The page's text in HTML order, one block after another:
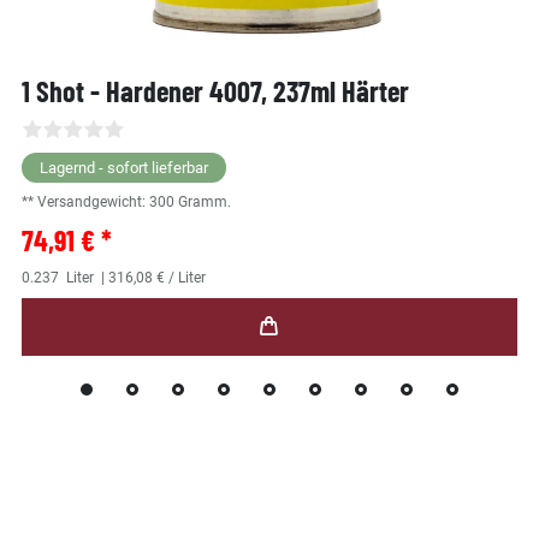
1 Shot - Hardener 4007, 237ml Härter
Lagernd - sofort lieferbar
** Versandgewicht: 300 Gramm.
74,91 € *
0.237 Liter | 316,08 € / Liter